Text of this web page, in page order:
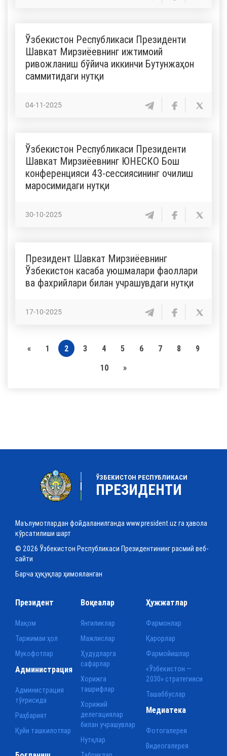
Ўзбекистон Республикаси Президенти
Шавкат Мирзиёевнинг ижтимоий
ривожланиш бўйича иккинчи Бутунжаҳон
саммитидаги нутқи
04-11-2025
Ўзбекистон Республикаси Президенти
Шавкат Мирзиёевнинг ЮНЕСКО Бош
конференцияси 43-сессиясининг очилиш
маросимидаги нутқи
30-10-2025
Президент Шавкат Мирзиёевнинг
Ўзбекистон касаба уюшмалари фаоллари
ва фахрийлари билан учрашувдаги нутқи
17-10-2025
« 1 2 3 4 5 6 7 8
9
10
»
ЎЗБЕКИСТОН РЕСПУБЛИКАСИ
ПРЕЗИДЕНТИ
Маълумотлардан фойдаланилганда www.president.uz га ҳавола
кўрсатилиши шарт
© 2026 Ўзбекистон Республикаси Президентининг расмий веб-
сайти
Барча ҳуқуқлар ҳимояланган
Президент
Мақом
Таржимаи ҳол
Мукофотлар
Воқеалар
Янгиликлар
Мажлислар
Ҳудудларга
сафарлар
Хорижга
ташрифлар
Хорижий
делегациялар
билан учрашувлар
Нутқлар
Ҳужжатлар
Фармонлар
Қарорлар
Фармойишлар
«Ўзбекистон —
2030» стратегияси
Ташаббуслар
Администрация
Администрация
тўғрисида
Раҳбарият
Қуйи ташкилотлар
Медиатека
Фотогалерея
Видеогалерея